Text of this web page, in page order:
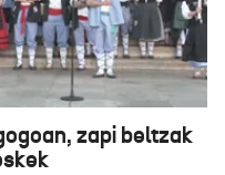
zapi beltzak